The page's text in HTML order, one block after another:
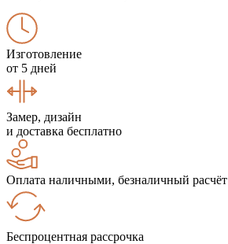
Изготовление
от 5 дней
Замер, дизайн
и доставка бесплатно
Оплата наличными, безналичный расчёт
Беспроцентная рассрочка